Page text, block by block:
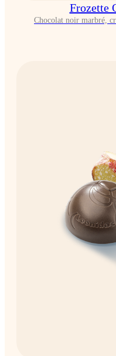
Frozette
Chocolat noir marbré,